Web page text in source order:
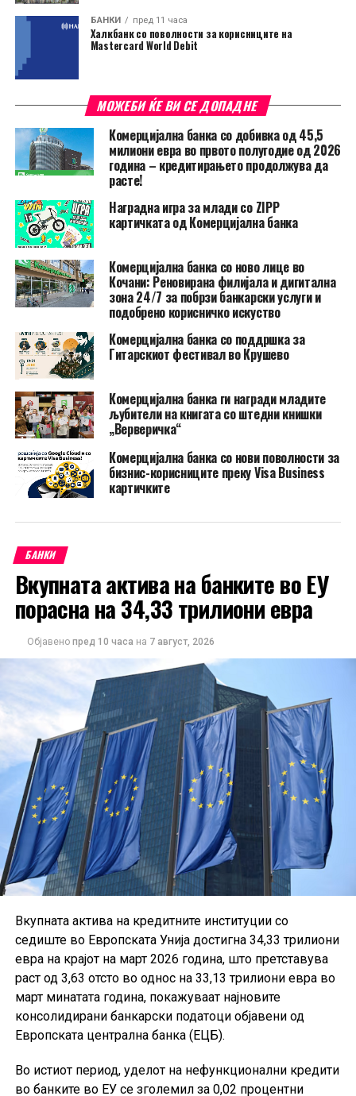
БАНКИ пред 11 часа
Халкбанк со поволности за корисниците на
Mastercard World Debit
МОЖЕБИ ЌЕ ВИ СЕ ДОПАДНЕ
Комерцијална банка со добивка од 45,5
милиони евра во првото полугодие од 2026
година – кредитирањето продолжува да
расте!
Наградна игра за млади со ZIPP
картичката од Комерцијална банка
Комерцијална банка со ново лице во
Кочани: Реновирана филијала и дигитална
зона 24/7 за побрзи банкарски услуги и
подобрено корисничко искуство
Комерцијална банка со поддршка за
Гитарскиот фестивал во Крушево
Комерцијална банка ги награди младите
љубители на книгата со штедни книшки
„Верверичка“
Комерцијална банка со нови поволности за
бизнис-корисниците преку Visa Business
картичките
БАНКИ
Вкупната актива на банките во ЕУ
порасна на 34,33 трилиони евра
Објавено пред 10 часа на 7 август, 2026
Вкупната актива на кредитните институции со
седиште во Европската Унија достигна 34,33 трилиони
евра на крајот на март 2026 година, што претставува
раст од 3,63 отсто во однос на 33,13 трилиони евра во
март минатата година, покажуваат најновите
консолидирани банкарски податоци објавени од
Европската централна банка (ЕЦБ).
Во истиот период, уделот на нефункционални кредити
во банките во ЕУ се зголемил за 0,02 процентни